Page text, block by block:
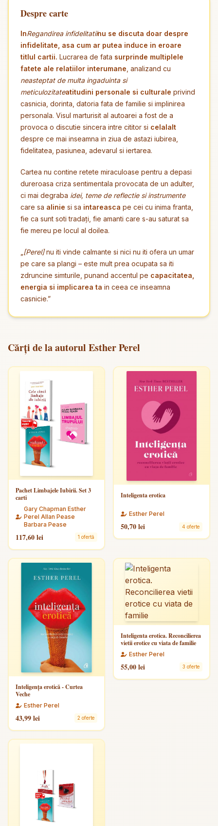
Despre carte
InRegandirea infidelitatiinu se discuta doar despre
infidelitate, asa cum ar putea induce in eroare
titlul cartii. Lucrarea de fata surprinde multiplele
fatete ale relatiilor interumane , analizand cu
neasteptat de multa ingaduinta si
meticulozitateatitudini personale si culturale privind
casnicia, dorinta, datoria fata de familie si implinirea
personala. Visul marturisit al autoarei a fost de a
provoca o discutie sincera intre cititor si celalalt
despre ce mai inseamna in ziua de astazi iubirea,
fidelitatea, pasiunea, adevarul si iertarea.
Cartea nu contine retete miraculoase pentru a depasi
dureroasa criza sentimentala provocata de un adulter,
ci mai degraba idei, teme de reflectie si instrumente
care sa alinie si sa intareasca pe cei cu inima franta,
fie ca sunt soti tradați, fie amanti care s-au saturat sa
fie mereu pe locul al doilea.
[Perel]nu iti vinde calmante si nici nu iti ofera un umar
pe care sa plangi – este mult prea ocupata sa iti
zdruncine simturile, punand accentul pe capacitatea,
energia si implicarea ta in ceea ce inseamna
casnicie.”
Cărți de la autorul Esther Perel
Pachet Limbajele Iubirii. Set 3
carti
Gary Chapman Esther
Perel Allan Pease
Barbara Pease
117,60 lei 1 ofertă
Inteligenta erotica
Esther Perel
50,70 lei 4 oferte
Inteligenţa erotică - Curtea
Veche
Esther Perel
43,99 lei 2 oferte
Inteligenta erotica. Reconcilierea
vietii erotice cu viata de familie
Esther Perel
55,00 lei 3 oferte